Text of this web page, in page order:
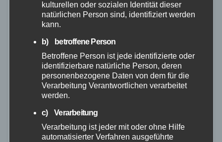
kulturellen oder sozialen Identität dieser
natürlichen Person sind, identifiziert werden
kann.
b) betroffene Person
Betroffene Person ist jede identifizierte oder
identifizierbare natürliche Person, deren
personenbezogene Daten von dem für die
Verarbeitung Verantwortlichen verarbeitet
werden.
c) Verarbeitung
Verarbeitung ist jeder mit oder ohne Hilfe
automatisierter Verfahren ausgeführte